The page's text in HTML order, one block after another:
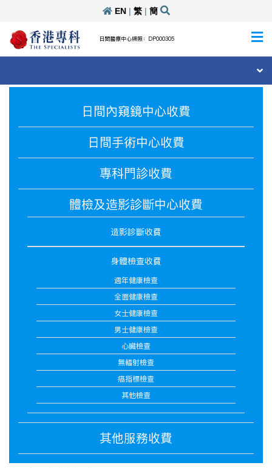
EN| 繁| 簡
日間醫療中心牌照：DP000305
日間內窺鏡中心收費
日間手術中心收費
專科門診收費
體檢及造影診斷中心收費
造影診斷收費
身體檢查收費
週年健康檢查
全面健康檢查
女士健康檢查
男士健康檢查
心臟檢查
無輻射檢查
癌指標檢查
其他檢查
其他服務收費